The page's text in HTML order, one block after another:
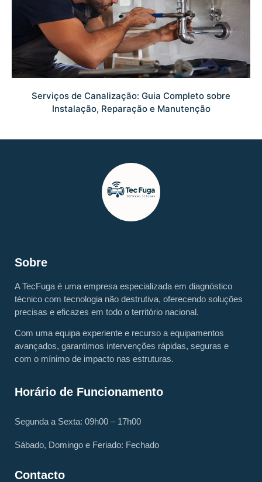
Serviços de Canalização: Guia Completo sobre
Instalação, Reparação e Manutenção
Sobre
A TecFuga é uma empresa especializada em diagnóstico
técnico com tecnologia não destrutiva, oferecendo soluções
precisas e eficazes em todo o território nacional.
Com uma equipa experiente e recurso a equipamentos
avançados, garantimos intervenções rápidas, seguras e
com o mínimo de impacto nas estruturas.
Horário de Funcionamento
Segunda a Sexta: 09h00 – 17h00
Sábado, Domingo e Feriado: Fechado
Contacto